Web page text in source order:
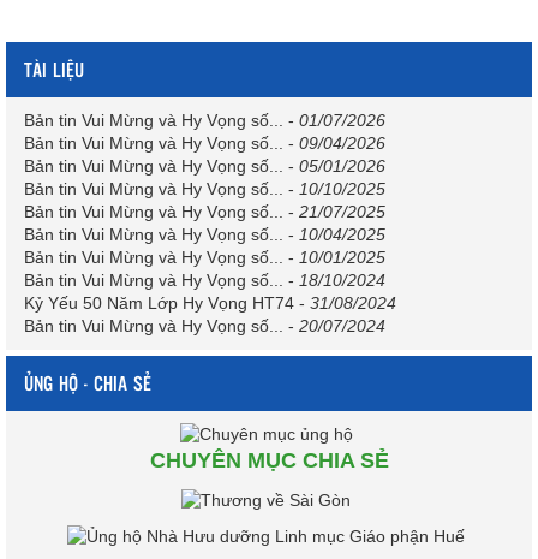
TÀI LIỆU
Bản tin Vui Mừng và Hy Vọng số... - 01/07/2026
Bản tin Vui Mừng và Hy Vọng số...
- 09/04/2026
Bản tin Vui Mừng và Hy Vọng số...
- 05/01/2026
Bản tin Vui Mừng và Hy Vọng số...
- 10/10/2025
Bản tin Vui Mừng và Hy Vọng số...
- 21/07/2025
Bản tin Vui Mừng và Hy Vọng số...
- 10/04/2025
Bản tin Vui Mừng và Hy Vọng số...
- 10/01/2025
Bản tin Vui Mừng và Hy Vọng số...
- 18/10/2024
Kỷ Yếu 50 Năm Lớp Hy Vọng HT74 - 31/08/2024
Bản tin Vui Mừng và Hy Vọng số...
- 20/07/2024
ỦNG HỘ - CHIA SẺ
CHUYÊN MỤC CHIA SẺ